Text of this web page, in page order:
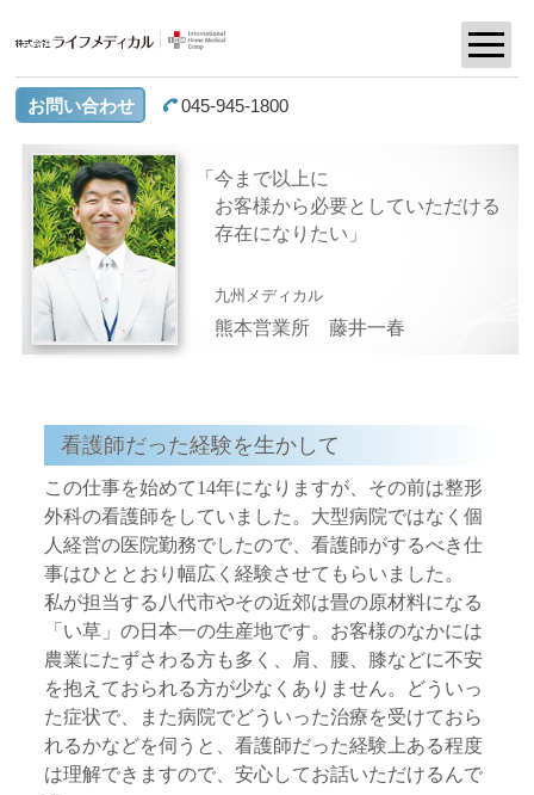
お問い合わせ 045-945-1800
今まで以上に
お客様から必要としていただける
存在になりたい
九州メディカル
熊本営業所藤井一春
看護師だった経験を生かして
この仕事を始めて14年になりますが、その前は整形
外科の看護師をしていました。大型病院ではなく個
人経営の医院勤務でしたので、看護師がするべき仕
事はひととおり幅広く経験させてもらいました。
私が担当する八代市やその近郊は畳の原材料になる
「い草」の日本一の生産地です。お客様のなかには
農業にたずさわる方も多く、肩、腰、膝などに不安
を抱えておられる方が少なくありません。どういっ
た症状で、また病院でどういった治療を受けておら
れるかなどを伺うと、看護師だった経験上ある程度
は理解できますので、安心してお話いただけるんで